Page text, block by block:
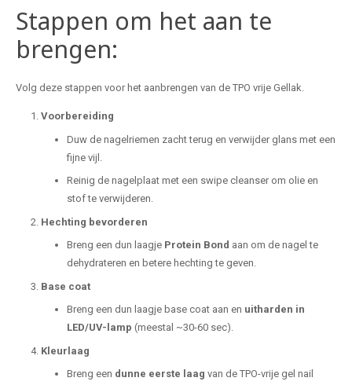
Stappen om het aan te
brengen:
Volg deze stappen voor het aanbrengen van de TPO vrije Gellak.
Voorbereiding
Duw de nagelriemen zacht terug en verwijder glans met een
fijne vijl.
Reinig de nagelplaat met een swipe cleanser om olie en
stof te verwijderen.
Hechting bevorderen
Breng een dun laagje Protein Bond aan om de nagel te
dehydrateren en betere hechting te geven.
Base coat
Breng een dun laagje base coat aan en uitharden in
LED/UV-lamp (meestal ~30-60 sec).
Kleurlaag
Breng een dunne eerste laag van de TPO-vrije gel nail